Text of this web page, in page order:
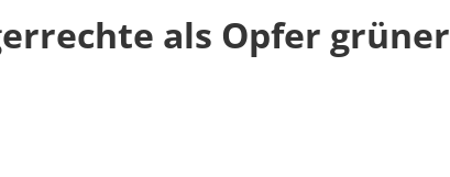
als Opfer grüner